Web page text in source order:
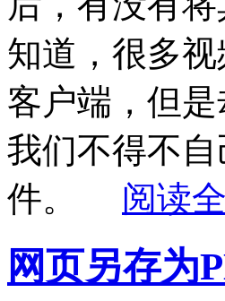
知道，很多
客户端，但
我们不得不
件。 阅读
网页另存为